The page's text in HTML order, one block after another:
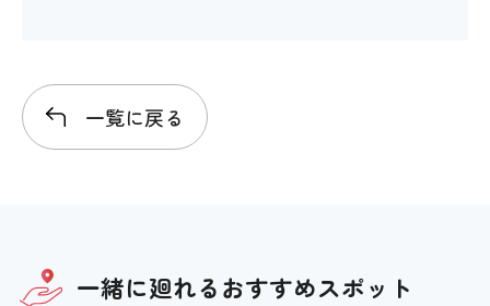
一覧に戻る
一緒に廻れるおすすめスポット